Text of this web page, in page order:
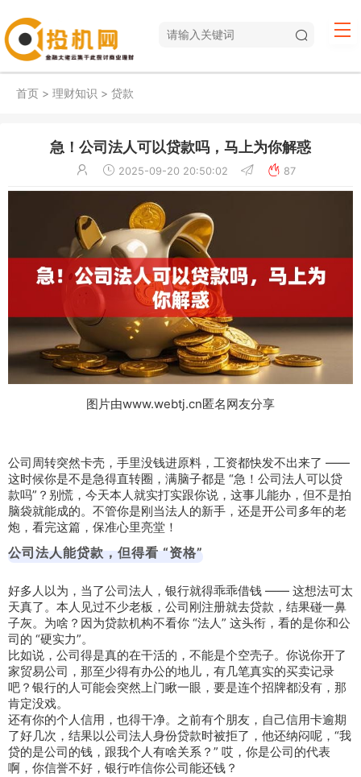
首页 > 理财知识 > 贷款
急！公司法人可以贷款吗，马上为你解惑
2025-09-20 20:50:02 87
图片由www.webtj.cn匿名网友分享
公司周转突然卡壳，手里没钱进原料，工资都快发不出来了 ——
这时候你是不是急得直转圈，满脑子都是 “急！公司法人可以贷
款吗”？别慌，今天本人就实打实跟你说，这事儿能办，但不是拍
脑袋就能成的。不管你是刚当法人的新手，还是开公司多年的老
炮，看完这篇，保准心里亮堂！
公司法人能贷款，但得看 “资格”
好多人以为，当了公司法人，银行就得乖乖借钱 —— 这想法可太
天真了。本人见过不少老板，公司刚注册就去贷款，结果碰一鼻
子灰。为啥？因为贷款机构不看你 “法人” 这头衔，看的是你和公
司的 “硬实力”。
比如说，公司得是真的在干活的，不能是个空壳子。你说你开了
家贸易公司，那至少得有办公的地儿，有几笔真实的买卖记录
吧？银行的人可能会突然上门瞅一眼，要是连个招牌都没有，那
肯定没戏。
还有你的个人信用，也得干净。之前有个朋友，自己信用卡逾期
了好几次，结果以公司法人身份贷款时被拒了，他还纳闷呢，“我
贷的是公司的钱，跟我个人有啥关系？” 哎，你是公司的代表
啊，你信誉不好，银行咋信你公司能还钱？